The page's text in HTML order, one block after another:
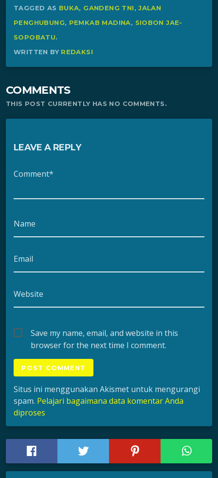
TAGGED AS BUKA, GANDENG TNI,JALAN
PENGHUBUNG, PEMKAB MADINA, SIOBON JAE-
SOPOBATU.
WRITTEN BY REDAKSI
COMMENTS
THIS POST CURRENTLY HAS NO COMMENTS.
LEAVE A REPLY
Comment*
Name
Email
Website
Save my name, email, and website in this
browser for the next time I comment.
Situs ini menggunakan Akismet untuk mengurangi
spam. Pelajari bagaimana data komentar Anda
diproses